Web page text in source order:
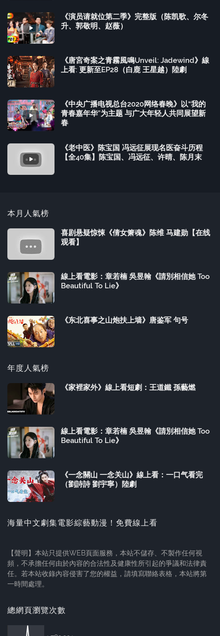
《演员请就位第二季》完整版（陈凯歌、尔冬
升、郭敬明、赵薇）
《唐宮奇案之青霧風鳴Unveil: Jadewind》線
上看: 更新至EP28（白鹿 王星越）陸劇
《中央广播电视总台2020网络春晚》以“我的
青春嘉年华”为主题 与广大年轻人共同展望新
春
《老中医》陈宝国 冯远征展现名医奋斗历程
【全40集】陈宝国、冯远征、许晴、陈月末
本月人氣榜
喜剧悬疑惊悚《倩女箫魂》陈维 马建勋【在线
观看】
線上看電影：章若楠 吳昱翰《請別相信她 Too
Beautiful To Lie》
《东北喜事之山炮扶上墙》唐鉴军 句号
年度人氣榜
《家裡家外》線上看短劇：王道鐵 孫藝燃
線上看電影：章若楠 吳昱翰《請別相信她 Too
Beautiful To Lie》
《一念關山 一念关山》線上看：一口气看完
（劉詩詩 劉宇寧）陸劇
海量中文劇集電影綜藝動漫！免費線上看
【聲明】本站只提供WEB頁面服務，本站不儲存、不製作任何視
頻，不承擔任何由於內容的合法性及健康性所引起的爭議和法律責
任。若本站收錄內容侵害了您的權益，請填寫聯絡表格，本站將第
一時間處理。
總網頁瀏覽次數